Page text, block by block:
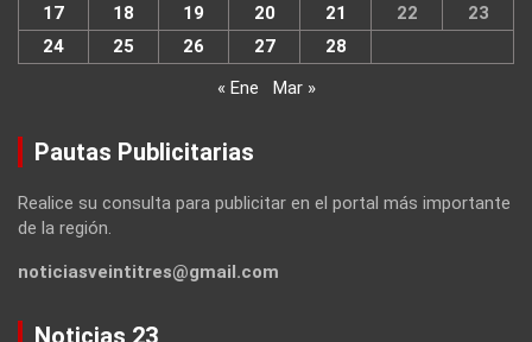
17
18 19 20 21 22
23
24
25 26 27
28
« Ene
Mar »
Pautas Publicitarias
Realice su consulta para publicitar en el portal más importante
de la región.
noticiasveintitres@gmail.com
Noticias 23